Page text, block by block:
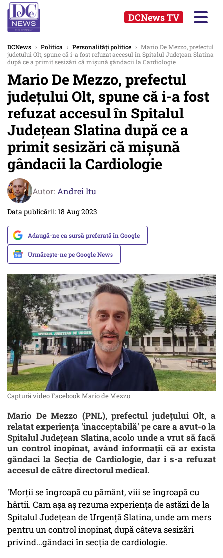
DCNews TV
DCNews › Politica › Personalități politice › Mario De Mezzo, prefectul
județului Olt, spune că i-a fost refuzat accesul în Spitalul Județean Slatina
după ce a primit sesizări că mișună gândacii la Cardiologie
Mario De Mezzo, prefectul
județului Olt, spune că i-a fost
refuzat accesul în Spitalul
Județean Slatina după ce a
primit sesizări că mișună
gândacii la Cardiologie
Autor: Andrei Itu
Data publicării: 18 Aug 2023
Adaugă-ne ca sursă preferată în Google
Urmărește-ne pe Google News
Captură video Facebook Mario de Mezzo
Mario De Mezzo (PNL), prefectul județului Olt, a
relatat experiența 'inacceptabilă' pe care a avut-o la
Spitalul Județean Slatina, acolo unde a vrut să facă
un control inopinat, având informații că ar exista
gândaci la Secția de Cardiologie, dar i s-a refuzat
accesul de către directorul medical.
'Morții se îngroapă cu pământ, viii se îngroapă cu
hârtii. Cam așa aș rezuma experiența de astăzi de la
Spitalul Județean de Urgență Slatina, unde am mers
pentru un control inopinat, după câteva sesizări
privind...gândaci în secția de cardiologie.